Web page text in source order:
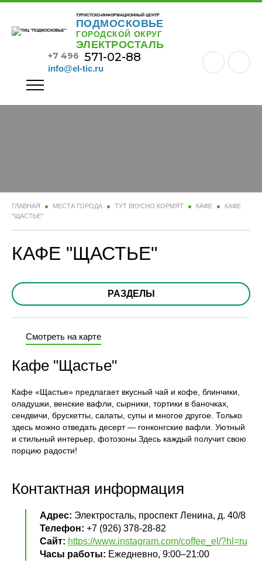
ТУРИСТСКО-ИНФОРМАЦИОННЫЙ ЦЕНТР
ПОДМОСКОВЬЕ
ГОРОДСКОЙ ОКРУГ
ЭЛЕКТРОСТАЛЬ
+7 496 571-02-88
info@el-tic.ru
ГЛАВНАЯ МЕСТА ГОРОДА ТУТ ВКУСНО КОРМЯТ КАФЕ
КАФЕ
"ЩАСТЬЕ"
КАФЕ "ЩАСТЬЕ"
РАЗДЕЛЫ
Смотреть на карте
Кафе "Щастье"
Кафе «Щастье» предлагает вкусный чай и кофе, блинчики,
оладушки, венские вафли, сырники, тортики в баночках,
сендвичи, брускетты, салаты, супы и многое другое. Только
здесь можно отведать десерт — гонконгские вафли. Уютный
и стильный интерьер, фотозоны.Здесь каждый получит свою
порцию радости!
Контактная информация
Адрес: Электросталь, проспект Ленина, д. 40/8
Телефон: +7 (926) 378-28-82
Сайт: https://www.instagram.com/coffee_el/?hl=ru
Часы работы: Ежедневно, 9:00–21:00